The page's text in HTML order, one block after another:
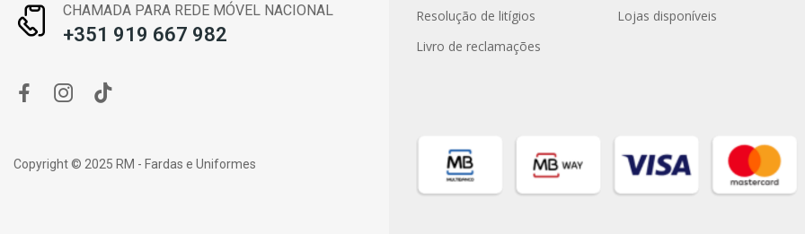
CHAMADA PARA REDE MÓVEL NACIONAL
+351 919 667 982
Resolução de litígios
Livro de reclamações
Lojas disponíveis
Copyright © 2025 RM - Fardas e Uniformes